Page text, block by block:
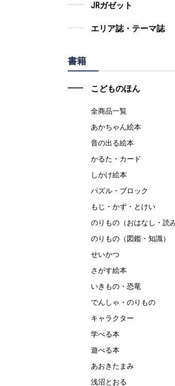
JRガゼット
エリア誌・テーマ誌
書籍
こどものほん
全商品一覧
あかちゃん絵本
音の出る絵本
かるた・カード
しかけ絵本
パズル・ブロック
もじ・かず・とけい
のりもの（おはなし・読
のりもの（図鑑・知識）
せいかつ
さがす絵本
いきもの・恐竜
でんしゃ・のりもの
キャラクター
学べる本
遊べる本
あおきたまみ
浅沼とおる